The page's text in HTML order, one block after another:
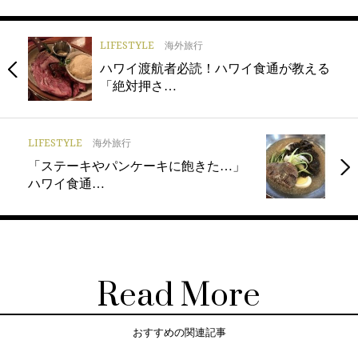
LIFESTYLE 海外旅行
ハワイ渡航者必読！ハワイ食通が教える
「絶対押さ…
LIFESTYLE 海外旅行
「ステーキやパンケーキに飽きた…」
ハワイ食通…
Read More
おすすめの関連記事